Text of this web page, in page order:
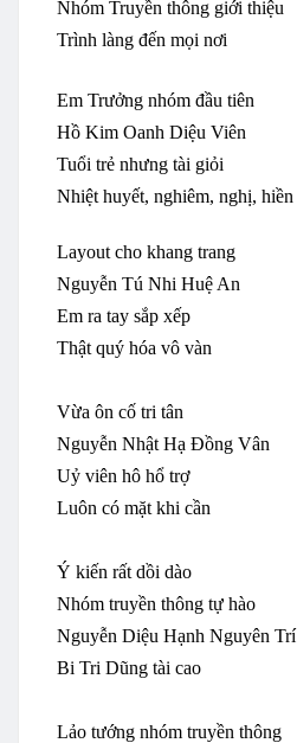
Nhóm Truyền thông giới thiệu
Trình làng đến mọi nơi
Em Trưởng nhóm đầu tiên
Hồ Kim Oanh Diệu Viên
Tuổi trẻ nhưng tài giỏi
Nhiệt huyết, nghiêm, nghị, hiền
Layout cho khang trang
Nguyễn Tú Nhi Huệ An
Em ra tay sắp xếp
Thật quý hóa vô vàn
Vừa ôn cố tri tân
Nguyễn Nhật Hạ Đồng Vân
Uỷ viên hô hổ trợ
Luôn có mặt khi cần
Ý kiến rất dồi dào
Nhóm truyền thông tự hào
Nguyễn Diệu Hạnh Nguyên Trí
Bi Tri Dũng tài cao
Lảo tướng nhóm truyền thông